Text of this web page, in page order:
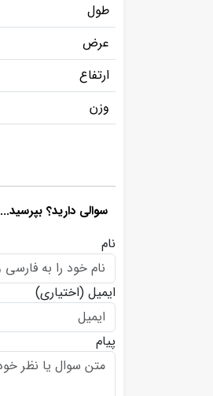
طول
عرض
ارتفاع
وزن
سوالی دارید؟ بپرسید...
نام
ایمیل (اختیاری)
پیام